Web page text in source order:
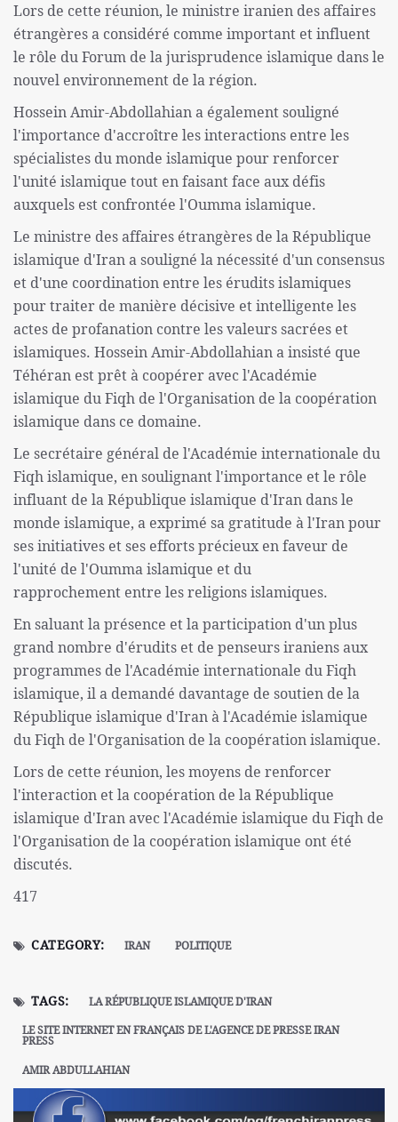
Lors de cette réunion, le ministre iranien des affaires
étrangères a considéré comme important et influent
le rôle du Forum de la jurisprudence islamique dans le
nouvel environnement de la région.
Hossein Amir-Abdollahian a également souligné
l'importance d'accroître les interactions entre les
spécialistes du monde islamique pour renforcer
l'unité islamique tout en faisant face aux défis
auxquels est confrontée l'Oumma islamique.
Le ministre des affaires étrangères de la République
islamique d'Iran a souligné la nécessité d'un consensus
et d'une coordination entre les érudits islamiques
pour traiter de manière décisive et intelligente les
actes de profanation contre les valeurs sacrées et
islamiques. Hossein Amir-Abdollahian a insisté que
Téhéran est prêt à coopérer avec l'Académie
islamique du Fiqh de l'Organisation de la coopération
islamique dans ce domaine.
Le secrétaire général de l'Académie internationale du
Fiqh islamique, en soulignant l'importance et le rôle
influant de la République islamique d'Iran dans le
monde islamique, a exprimé sa gratitude à l'Iran pour
ses initiatives et ses efforts précieux en faveur de
l'unité de l'Oumma islamique et du
rapprochement entre les religions islamiques.
En saluant la présence et la participation d'un plus
grand nombre d'érudits et de penseurs iraniens aux
programmes de l'Académie internationale du Fiqh
islamique, il a demandé davantage de soutien de la
République islamique d'Iran à l'Académie islamique
du Fiqh de l'Organisation de la coopération islamique.
Lors de cette réunion, les moyens de renforcer
l'interaction et la coopération de la République
islamique d'Iran avec l'Académie islamique du Fiqh de
l'Organisation de la coopération islamique ont été
discutés.
417
CATEGORY: IRAN POLITIQUE
TAGS:
LA RÉPUBLIQUE ISLAMIQUE D'IRAN
LE SITE INTERNET EN FRANÇAIS DE L'AGENCE DE PRESSE IRAN
PRESS
AMIR ABDULLAHIAN